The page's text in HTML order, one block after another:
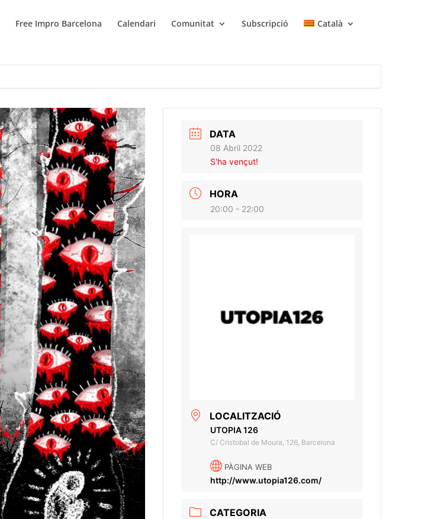
Free Impro Barcelona Calendari Comunitat Subscripció Català
DATA
08 Abril 2022
S'ha vençut!
HORA
20:00 - 22:00
LOCALITZACIÓ
UTOPIA 126
C/ Cristobal de Moura, 126, Barcelona
PÀGINA WEB
http://www.utopia126.com/
CATEGORIA